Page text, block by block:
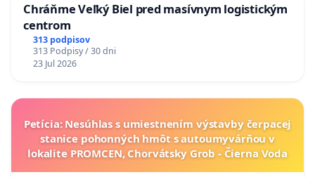
Chráňme Veľký Biel pred masívnym logistickým
centrom
313 podpisov
313 Podpisy / 30 dni
23 Jul 2026
Petícia: Nesúhlas s umiestnením výstavby čerpacej
stanice pohonných hmôt s autoumyvárňou v
lokalite PROMCEN, Chorvátsky Grob - Čierna Voda